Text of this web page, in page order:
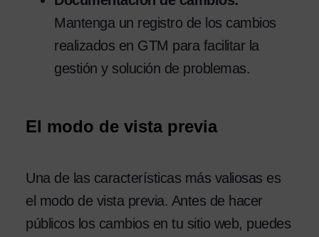
Mantenga un registro de los cambios
realizados en GTM para facilitar la
gestión y solución de problemas.
El modo de vista previa
Una de las características más valiosas es
el modo de vista previa. Antes de hacer
públicos los cambios en tu sitio web, puedes